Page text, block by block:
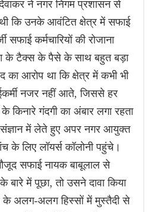
ने नगर निगम प्रशासन से
कि उनके आवंटित क्षेत्र में सफाई
सफाई कर्मचारियों की रोजाना
के टैक्स के पैसे के साथ बहुत बड़ा
का आरोप था कि क्षेत्र में कभी भी
नजर नहीं आते, जिससे हर
गंदगी का अंबार लगा रहता
में लेते हुए अपर नगर आयुक्त
के लिए लॉयर्स कॉलोनी पहुंचे।
सफाई नायक बाबूलाल से
बारे में पूछा, तो उसने दावा किया
के अलग-अलग हिस्सों में मुस्तैदी से